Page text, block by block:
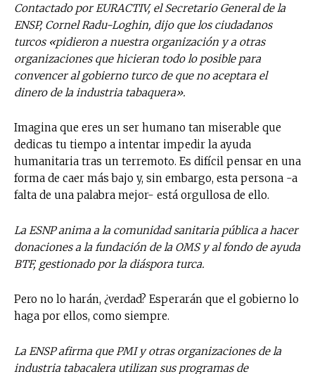
Contactado por EURACTIV, el Secretario General de la
ENSP, Cornel Radu-Loghin, dijo que los ciudadanos
turcos «pidieron a nuestra organización y a otras
organizaciones que hicieran todo lo posible para
convencer al gobierno turco de que no aceptara el
dinero de la industria tabaquera».
Imagina que eres un ser humano tan miserable que
dedicas tu tiempo a intentar impedir la ayuda
humanitaria tras un terremoto. Es difícil pensar en una
forma de caer más bajo y, sin embargo, esta persona -a
falta de una palabra mejor- está orgullosa de ello.
La ESNP anima a la comunidad sanitaria pública a hacer
donaciones a la fundación de la OMS y al fondo de ayuda
BTF, gestionado por la diáspora turca.
Pero no lo harán, ¿verdad? Esperarán que el gobierno lo
haga por ellos, como siempre.
La ENSP afirma que PMI y otras organizaciones de la
industria tabacalera utilizan sus programas de